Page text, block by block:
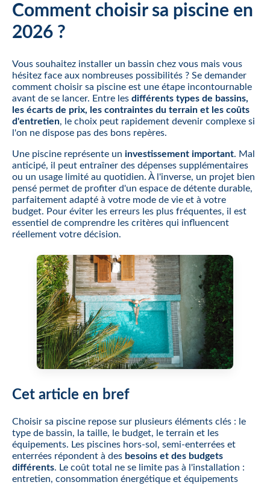
Comment choisir sa piscine en
2026 ?
Vous souhaitez installer un bassin chez vous mais vous
hésitez face aux nombreuses possibilités ? Se demander
comment choisir sa piscine est une étape incontournable
avant de se lancer. Entre les différents types de bassins,
les écarts de prix, les contraintes du terrain et les coûts
d'entretien, le choix peut rapidement devenir complexe si
l'on ne dispose pas des bons repères.
Une piscine représente un investissement important. Mal
anticipé, il peut entraîner des dépenses supplémentaires
ou un usage limité au quotidien. À l'inverse, un projet bien
pensé permet de profiter d'un espace de détente durable,
parfaitement adapté à votre mode de vie et à votre
budget. Pour éviter les erreurs les plus fréquentes, il est
essentiel de comprendre les critères qui influencent
réellement votre décision.
Cet article en bref
Choisir sa piscine repose sur plusieurs éléments clés : le
type de bassin, la taille, le budget, le terrain et les
équipements. Les piscines hors-sol, semi-enterrées et
enterrées répondent à des besoins et des budgets
différents. Le coût total ne se limite pas à l'installation :
entretien, consommation énergétique et équipements